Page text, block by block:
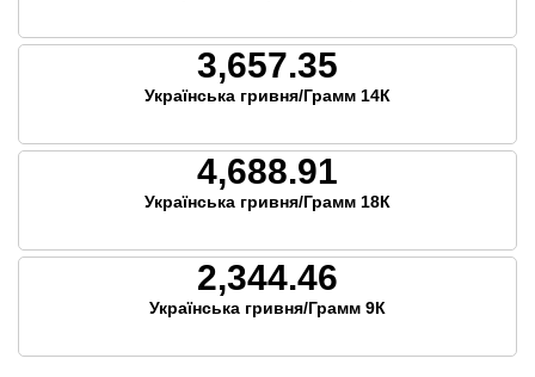
3,657.35
Українська гривня/Грамм 14К
4,688.91
Українська гривня/Грамм 18К
2,344.46
Українська гривня/Грамм 9К